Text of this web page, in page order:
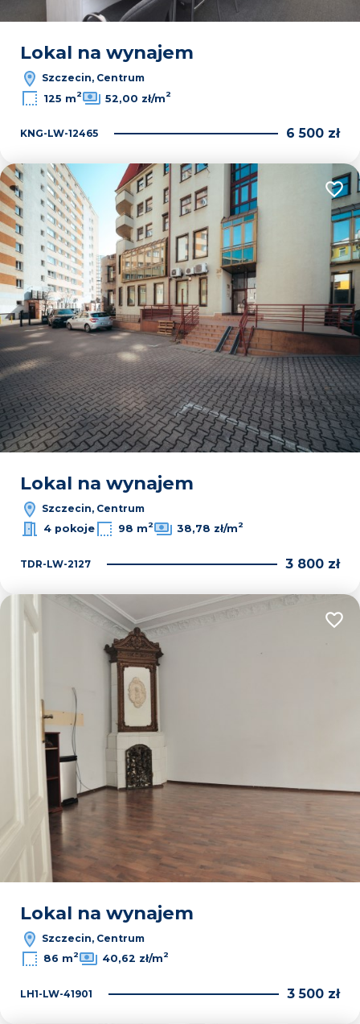
Lokal na wynajem
Szczecin, Centrum
125 m2 52,00 zł/m2
KNG-LW-12465 6 500 zł
Lokal na wynajem
Szczecin, Centrum
4 pokoje
98 m2 38,78 zł/m2
TDR-LW-2127 3 800 zł
Lokal na wynajem
Szczecin, Centrum
86 m2 40,62 zł/m2
LH1-LW-41901 3 500 zł